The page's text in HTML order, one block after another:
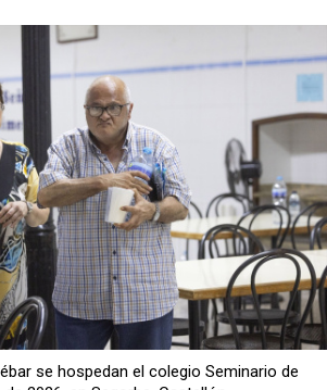
se hospedan el colegio Seminario de